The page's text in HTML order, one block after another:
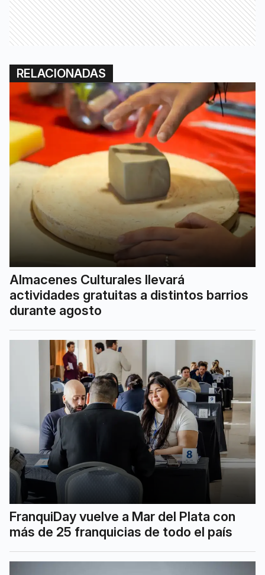
RELACIONADAS
Almacenes Culturales llevará
actividades gratuitas a distintos barrios
durante agosto
FranquiDay vuelve a Mar del Plata con
más de 25 franquicias de todo el país